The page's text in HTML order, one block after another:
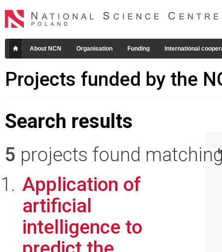
About NCN Organisation Funding International
Projects funded by the
Search results
5 projects found
Application of
artificial
intelligence to